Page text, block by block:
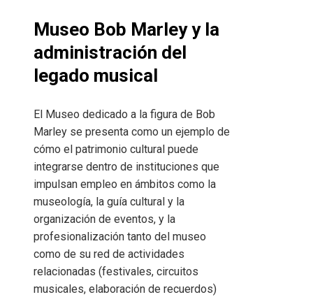
Museo Bob Marley y la
administración del
legado musical
El Museo dedicado a la figura de Bob
Marley se presenta como un ejemplo de
cómo el patrimonio cultural puede
integrarse dentro de instituciones que
impulsan empleo en ámbitos como la
museología, la guía cultural y la
organización de eventos, y la
profesionalización tanto del museo
como de su red de actividades
relacionadas (festivales, circuitos
musicales, elaboración de recuerdos)